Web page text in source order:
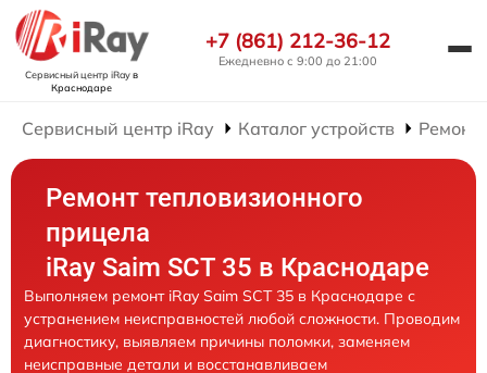
Сервисный центр iRayв
Краснодаре
+7 (861) 212-36-12
Ежедневно с 9:00 до 21:00
Сервисный центр iRay Каталог устройств Ремонт
Ремонт тепловизионного
прицела
iRay Saim SCT 35 в Краснодаре
Выполняем ремонт iRay Saim SCT 35 в Краснодаре с
устранением неисправностей любой сложности. Проводим
диагностику, выявляем причины поломки, заменяем
неисправные детали и восстанавливаем